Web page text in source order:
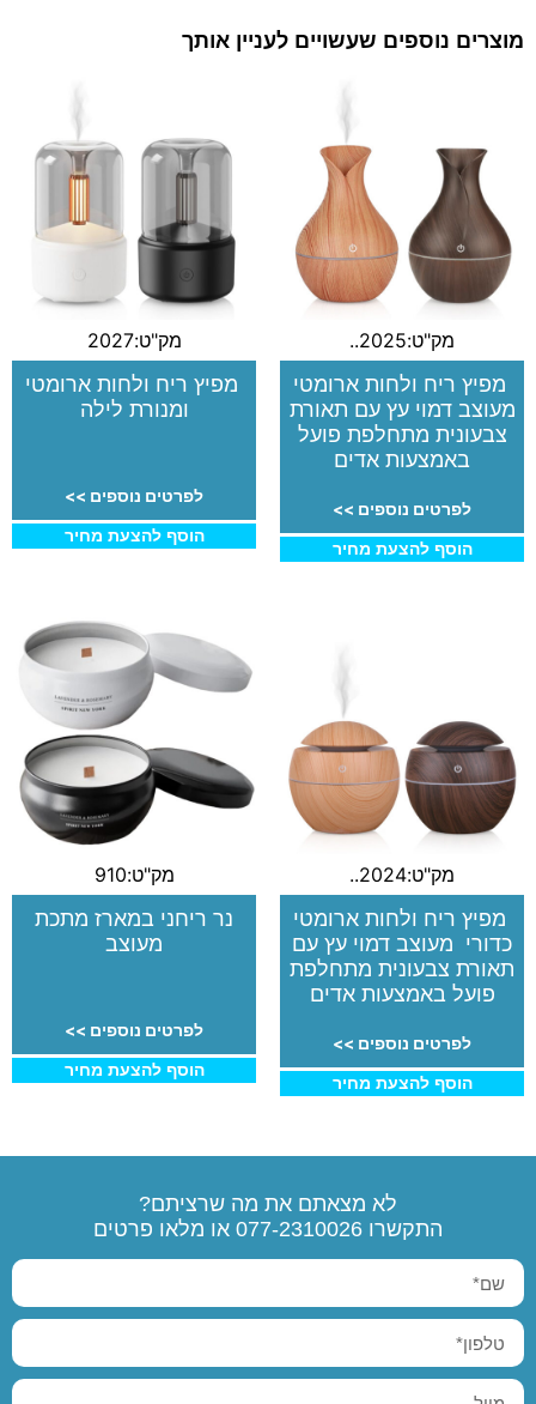
מוצרים נוספים שעשויים לעניין אותך
מק"ט:2025..
מפיץ ריח ולחות ארומטי
מעוצב דמוי עץ עם תאורת
צבעונית מתחלפת פועל
באמצעות אדים
לפרטים נוספים >>
הוסף להצעת מחיר
מק"ט:2027
מפיץ ריח ולחות ארומטי
ומנורת לילה
לפרטים נוספים >>
הוסף להצעת מחיר
מק"ט:2024..
מפיץ ריח ולחות ארומטי
כדורי מעוצב דמוי עץ עם
תאורת צבעונית מתחלפת
פועל באמצעות אדים
לפרטים נוספים >>
הוסף להצעת מחיר
מק"ט:910
נר ריחני במארז מתכת
מעוצב
לפרטים נוספים >>
הוסף להצעת מחיר
לא מצאתם את מה שרציתם?
התקשרו 077-2310026 או מלאו פרטים